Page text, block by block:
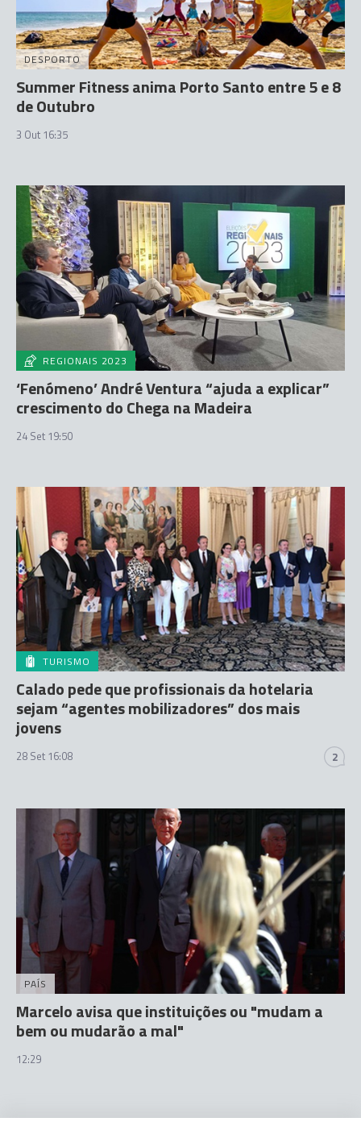
DESPORTO
Summer Fitness anima Porto Santo entre 5 e 8
de Outubro
3 Out 16:35
REGIONAIS 2023
‘Fenómeno’ André Ventura “ajuda a explicar”
crescimento do Chega na Madeira
24 Set 19:50
TURISMO
Calado pede que profissionais da hotelaria
sejam “agentes mobilizadores” dos mais
jovens
28 Set 16:08 2
PAÍS
Marcelo avisa que instituições ou "mudam a
bem ou mudarão a mal"
12:29